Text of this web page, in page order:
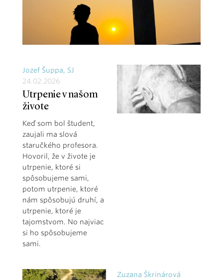
Jozef Šuppa, SJ
24.02.2026
Utrpenie v našom
živote
Keď som bol študent,
zaujali ma slová
staručkého profesora.
Hovoril, že v živote je
utrpenie, ktoré si
spôsobujeme sami,
potom utrpenie, ktoré
nám spôsobujú druhí, a
utrpenie, ktoré je
tajomstvom. No najviac
si ho spôsobujeme
sami.
Zuzana Škrinárová